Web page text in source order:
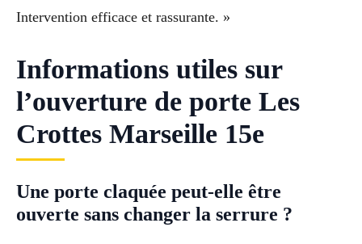
Intervention efficace et rassurante. »
Informations utiles sur
l’ouverture de porte Les
Crottes Marseille 15e
Une porte claquée peut-elle être
ouverte sans changer la serrure ?